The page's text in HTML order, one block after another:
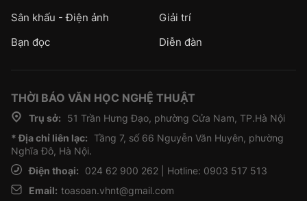
Sân khấu - Điện ảnh
Giải trí
Bạn đọc
Diễn đàn
THỜI BÁO VĂN HỌC NGHỆ THUẬT
Trụ sở:
51 Trần Hưng Đạo, phường Cửa Nam, TP.Hà Nội
* Địa chỉ liên lạc: Tầng 7, số 66 Nguyễn Văn Huyên, phường
Nghĩa Đô, Hà Nội.
Điện thoại:
024 62 900 262 | Hotline: 0903 517 513
Email: toasoan.vhnt@gmail.com